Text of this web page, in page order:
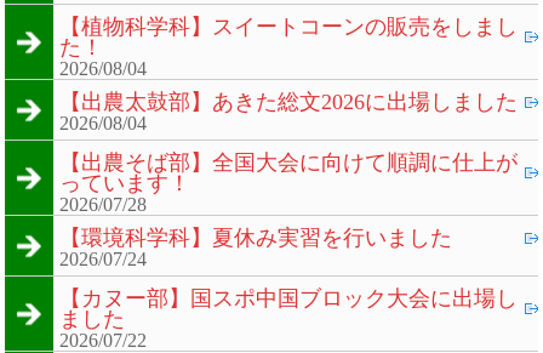
【植物科学科】スイートコーンの販売をしまし
た！
2026/08/04
【出農太鼓部】あきた総文2026に出場しました
2026/08/04
【出農そば部】全国大会に向けて順調に仕上が
っています！
2026/07/28
【環境科学科】夏休み実習を行いました
2026/07/24
【カヌー部】国スポ中国ブロック大会に出場し
ました
2026/07/22